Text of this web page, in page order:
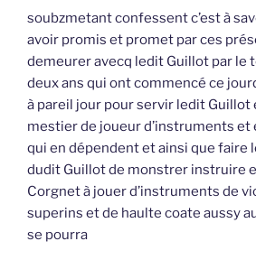
soubzmetant confessent c’est à
avoir promis et promet par ces
demeurer avecq ledit Guillot par le
deux ans qui ont commencé ce
à pareil jour pour servir ledit Guillot
mestier de joueur d’instruments et
qui en dépendent et ainsi que faire
dudit Guillot de monstrer instruire
Corgnet à jouer d’instruments de
superins et de haulte coate aussy
se pourra